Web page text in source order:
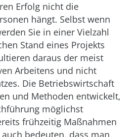
Erfolg nicht die
hängt. Selbst wenn
Sie in einer Vielzahl
Stand eines Projekts
daraus der meist
Arbeitens und nicht
Die Betriebswirtschaft
und Methoden entwickelt,
möglichst
frühzeitig Maßnahmen
bedeuten, dass man